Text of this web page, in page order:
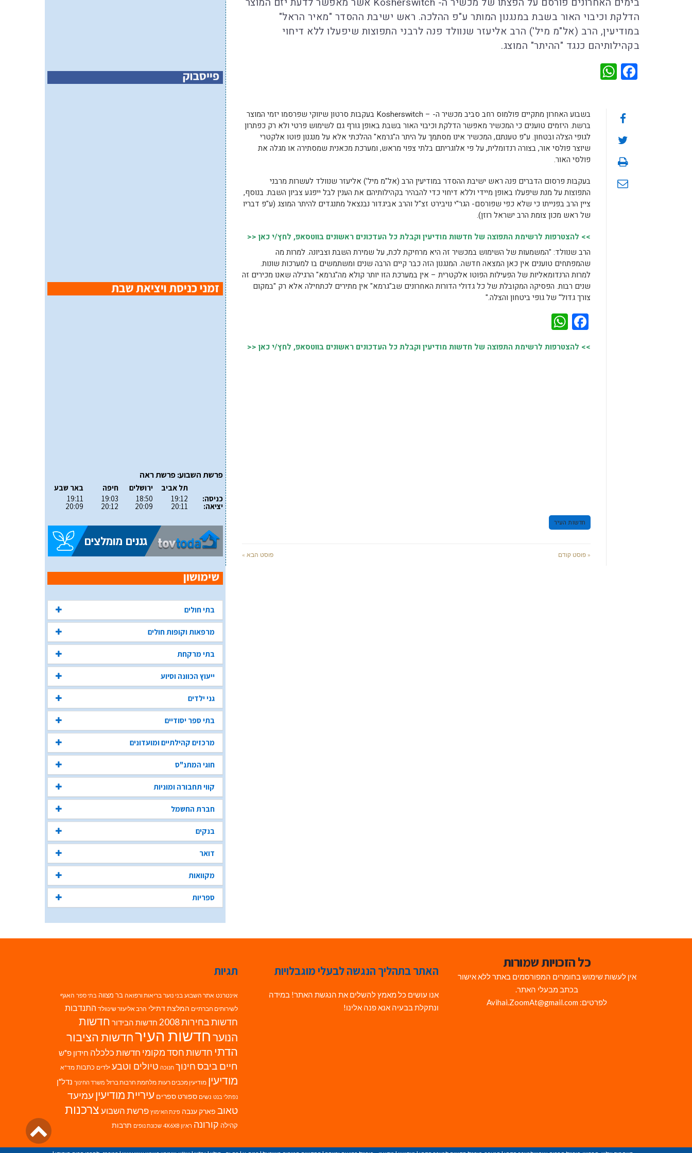
הדלקת וכיבוי האור בשבת במנגנון המותר ע"פ ההלכה. ראש ישיבת ההסדר "מאיר הראל"
במודיעין, הרב (אל"מ מיל') הרב אליעזר שנוולד פנה לרבני התפוצות שיפעלו ללא דיחוי
בקהילותיהם כנגד "ההיתר" המוצג.
Facebook
בשבוע האחרון מתקיים פולמוס רחב סביב מכשיר ה- – Kosherswitch בעקבות סרטון שיווקי שפרסמו יזמי המוצר
ברשת. היזמים טוענים כי המכשיר מאפשר הדלקת וכיבוי האור בשבת באופן גורף גם לשימוש פרטי ולא רק כפתרון
לגופי הצלה ובטחון. ע"פ טענתם, המכשיר אינו מסתמך על היתר ה"גרמא" ההלכתי אלא על מנגנון פוטו אלקטרי
שיוצר פולסי אור, בצורה רנדומלית, על פי אלוגריתם בלתי צפוי מראש, ומערכת מכאנית שמסתירה או מגלה את
פולסי האור.
בעקבות פרסום הדברים פנה ראש ישיבת ההסדר במודיעין הרב (אל"מ מיל') אליעזר שנוולד לעשרות מרבני
התפוצות על מנת שיפעלו באופן מיידי וללא דיחוי כדי להבהיר בקהילותיהם את הענין לבל ייפגע צביון השבת. בנוסף,
ציין הרב בפנייתו כי שלא כפי שפורסם- הגר"י נויבירט זצ"ל והרב אביגדור נבנצאל מתנגדים להיתר המוצג (ע"פ דבריו
של ראש מכון צומת הרב ישראל רוזן).
>> להצטרפות לרשימת התפוצה של חדשות מודיעין וקבלת כל העדכונים ראשונים בווטסאפ, לחץ/י כאן <<
הרב שנוולד: "המשמעות של השימוש במכשיר זה היא מרחיקת לכת, על שמירת השבת וצביונה. למרות מה
שהמפתחים טוענים אין כאן המצאה חדשה. המנגנון הזה כבר קיים הרבה שנים ומשתמשים בו למערכות שונות.
למרות הרנדומאליות של הפעילות הפוטו אלקטרית – אין במערכת הזו יותר קולא מה"גרמא" הרגילה שאנו מכירים זה
שנים רבות. הפסיקה המקובלת של כל גדולי הדורות האחרונים שב"גרמא" אין מתירים לכתחילה אלא רק "במקום
צורך גדול" של גופי ביטחון והצלה."
Facebook
>> להצטרפות לרשימת התפוצה של חדשות מודיעין וקבלת כל העדכונים ראשונים בווטסאפ, לחץ/י כאן <<
חדשות העיר
« פוסט קודם פוסט הבא »
פרשת השבוע: פרשת ראה
כניסה:
יציאה:
תל אביב
19:12
20:11
ירושלים
18:50
20:09
חיפה
19:03
20:12
באר שבע
19:11
20:09
בתי חולים
מרפאות וקופות חולים
בתי מרקחת
ייעוץ הכוונה וסיוע
גני ילדים
בתי ספר יסודיים
מרכזים קהילתיים ומועדונים
חוגי המתנ"ס
קווי תחבורה ומוניות
חברת החשמל
בנקים
דואר
מקוואות
ספריות
כל הזכויות שמורות
אין לעשות שימוש בחומרים המפורסמים באתר ללא אישור
בכתב מבעלי האתר.
לפרטים: Avihai.ZoomAt@gmail.com
האתר בתהליך הנגשה לבעלי מוגבלויות
אנו עושים כל מאמץ להשלים את הנגשת האתר! במידה
ונתקלת בבעיה אנא פנה אלינו!
תגיות
אינטרנט אתר השבוע בני נוער בריאות ורפואה בר מצווה בתי ספר האגף
לשירותים חברתיים המלצת דתילי הרב אליעזר שינוולד התנדבות
חדשות בחירות 2008 חדשות הבידור חדשות
הנוערחדשות העירחדשות הציבור
הדתי חדשות חסד מקומי חדשות כלכלה חידון פ"ש
חיים ביבסחינוך חנוכה טיולים וטבע ילדים כתבות מד"א
מודיעין מודיעין מכבים רעות מלחמת חרבות ברזל משרד החינוך נדל"ן
נפתלי בנט נשים ספורט ספרים עיריית מודיעין עמיעד
טאוב פארק ענבה פינת האימוץ פרשת השבועצרכנות
קהילה קורונה ראיון 4X6X8 שכונת נופים תרבות